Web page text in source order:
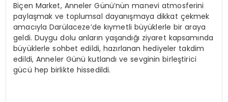
Biçen Market, Anneler Günü’nün manevi atmosferini
paylaşmak ve toplumsal dayanışmaya dikkat çekmek
amacıyla Darülaceze’de kıymetli büyüklerle bir araya
geldi. Duygu dolu anların yaşandığı ziyaret kapsamında
büyüklerle sohbet edildi, hazırlanan hediyeler takdim
edildi,Anneler Günü kutlandı ve sevginin birleştirici
gücü hep birlikte hissedildi.